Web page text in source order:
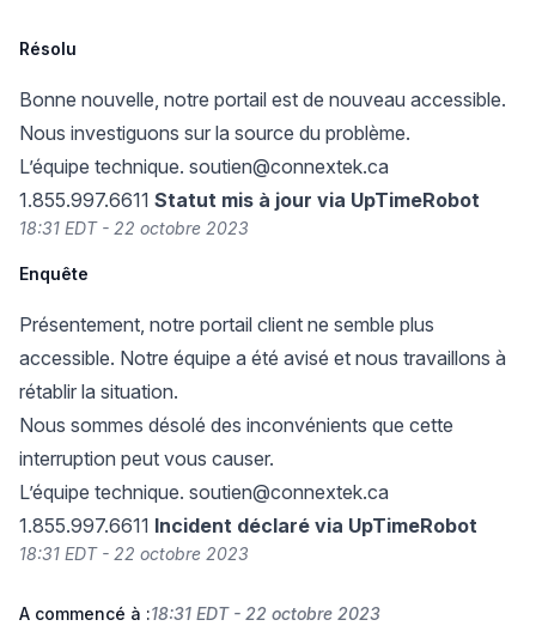
Résolu
Bonne nouvelle, notre portail est de nouveau accessible.
Nous investiguons sur la source du problème.
L’équipe technique. soutien@connextek.ca
1.855.997.6611 Statut mis à jour via UpTimeRobot
18:31 EDT - 22 octobre 2023
Enquête
Présentement, notre portail client ne semble plus
accessible. Notre équipe a été avisé et nous travaillons à
rétablir la situation.
Nous sommes désolé des inconvénients que cette
interruption peut vous causer.
L’équipe technique. soutien@connextek.ca
1.855.997.6611 Incident déclaré via UpTimeRobot
18:31 EDT - 22 octobre 2023
A commencé à :18:31 EDT - 22 octobre 2023